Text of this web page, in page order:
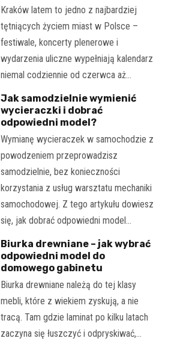
Kraków latem to jedno z najbardziej
tętniących życiem miast w Polsce –
festiwale, koncerty plenerowe i
wydarzenia uliczne wypełniają kalendarz
niemal codziennie od czerwca aż…
Jak samodzielnie wymienić
wycieraczki i dobrać
odpowiedni model?
Wymianę wycieraczek w samochodzie z
powodzeniem przeprowadzisz
samodzielnie, bez konieczności
korzystania z usług warsztatu mechaniki
samochodowej. Z tego artykułu dowiesz
się, jak dobrać odpowiedni model…
Biurka drewniane – jak wybrać
odpowiedni model do
domowego gabinetu
Biurka drewniane należą do tej klasy
mebli, które z wiekiem zyskują, a nie
tracą. Tam gdzie laminat po kilku latach
zaczyna się łuszczyć i odpryskiwać,…